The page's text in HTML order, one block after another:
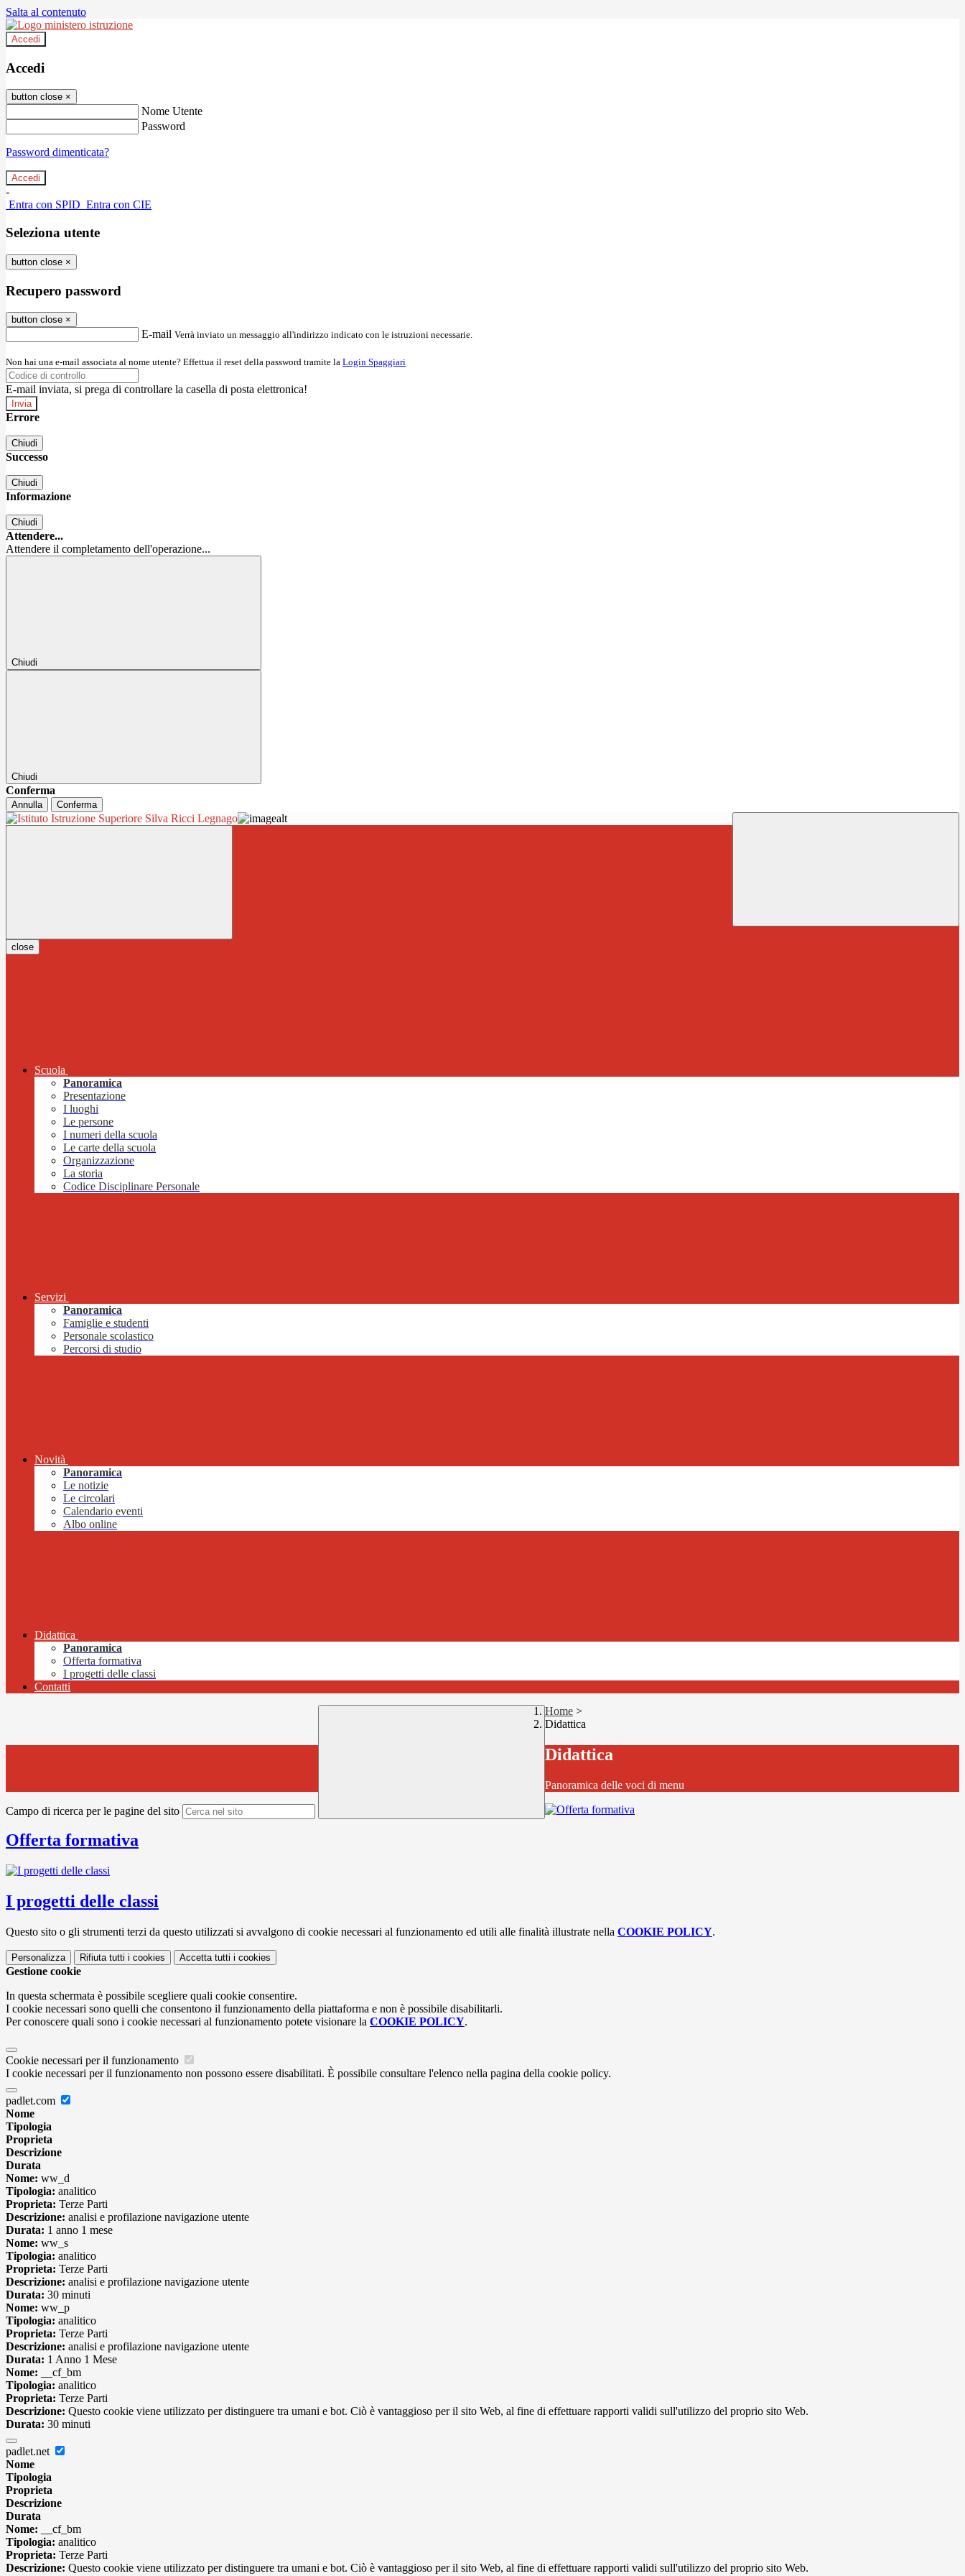
Salta al contenuto
Accedi
Accedi
button close ×
Nome Utente
Password
Password dimenticata?
-
Entra con SPID Entra con CIE
Seleziona utente
button close ×
Recupero password
button close ×
E-mail Verrà inviato un messaggio all'indirizzo indicato con le istruzioni necessarie.
Non hai una e-mail associata al nome utente? Effettua il reset della password tramite la Login Spaggiari
E-mail inviata, si prega di controllare la casella di posta elettronica!
Errore
Chiudi
Successo
Chiudi
Informazione
Chiudi
Attendere...
Attendere il completamento dell'operazione...
Chiudi
Chiudi
Conferma
Annulla Conferma
close
Scuola
Panoramica
Presentazione
I luoghi
Le persone
I numeri della scuola
Le carte della scuola
Organizzazione
La storia
Codice Disciplinare Personale
Servizi
Panoramica
Famiglie e studenti
Personale scolastico
Percorsi di studio
Novità
Panoramica
Le notizie
Le circolari
Calendario eventi
Albo online
Didattica
Panoramica
Offerta formativa
I progetti delle classi
Contatti
Campo di ricerca per le pagine del sito
Home >
Didattica
Didattica
Panoramica delle voci di menu
Offerta formativa
I progetti delle classi
Questo sito o gli strumenti terzi da questo utilizzati si avvalgono di cookie necessari al funzionamento ed utili alle finalità illustrate nella COOKIE POLICY.
Personalizza Rifiuta tutti i cookies Accetta tutti i cookies
Gestione cookie
In questa schermata è possibile scegliere quali cookie consentire.
I cookie necessari sono quelli che consentono il funzionamento della piattaforma e non è possibile disabilitarli.
Per conoscere quali sono i cookie necessari al funzionamento potete visionare la COOKIE POLICY.
Cookie necessari per il funzionamento
I cookie necessari per il funzionamento non possono essere disabilitati. È possibile consultare l'elenco nella pagina della cookie policy.
padlet.com
Nome
Tipologia
Proprieta
Descrizione
Durata
Nome: ww_d
Tipologia: analitico
Proprieta: Terze Parti
Descrizione: analisi e profilazione navigazione utente
Durata: 1 anno 1 mese
Nome: ww_s
Tipologia: analitico
Proprieta: Terze Parti
Descrizione: analisi e profilazione navigazione utente
Durata: 30 minuti
Nome: ww_p
Tipologia: analitico
Proprieta: Terze Parti
Descrizione: analisi e profilazione navigazione utente
Durata: 1 Anno 1 Mese
Nome: __cf_bm
Tipologia: analitico
Proprieta: Terze Parti
Descrizione: Questo cookie viene utilizzato per distinguere tra umani e bot. Ciò è vantaggioso per il sito Web, al fine di effettuare rapporti validi sull'utilizzo del proprio sito Web.
Durata: 30 minuti
padlet.net
Nome
Tipologia
Proprieta
Descrizione
Durata
Nome: __cf_bm
Tipologia: analitico
Proprieta: Terze Parti
Descrizione: Questo cookie viene utilizzato per distinguere tra umani e bot. Ciò è vantaggioso per il sito Web, al fine di effettuare rapporti validi sull'utilizzo del proprio sito Web.